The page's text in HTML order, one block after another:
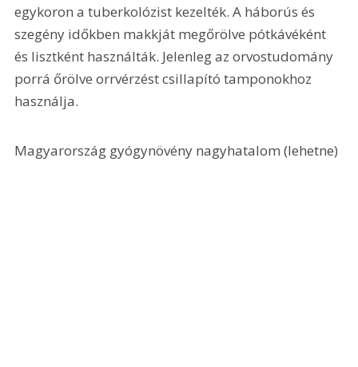
egykoron a tuberkolózist kezelték. A háborús és
szegény időkben makkját megőrölve pótkávéként
és lisztként használták. Jelenleg az orvostudomány
porrá őrölve orrvérzést csillapító tamponokhoz
használja.
Magyarország gyógynövény nagyhatalom (lehetne)